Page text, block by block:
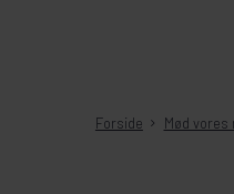
Forside Mød